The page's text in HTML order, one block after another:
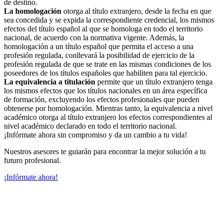
de destino.
La homologación otorga al título extranjero, desde la fecha en que
sea concedida y se expida la correspondiente credencial, los mismos
efectos del título español al que se homologa en todo el territorio
nacional, de acuerdo con la normativa vigente. Además, la
homologación a un título español que permita el acceso a una
profesión regulada, conllevará la posibilidad de ejercicio de la
profesión regulada de que se trate en las mismas condiciones de los
poseedores de los títulos españoles que habiliten para tal ejercicio.
La equivalencia a titulación permite que un título extranjero tenga
los mismos efectos que los títulos nacionales en un área específica
de formación, excluyendo los efectos profesionales que pueden
obtenerse por homologación. Mientras tanto, la equivalencia a nivel
académico otorga al título extranjero los efectos correspondientes al
nivel académico declarado en todo el territorio nacional.
¡Infórmate ahora sin compromiso y da un cambio a tu vida!
Nuestros asesores te guiarán para encontrar la mejor solución a tu
futuro profesional.
¡Infórmate ahora!